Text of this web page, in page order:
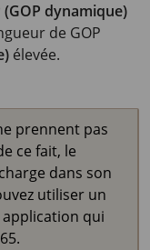
(GOP dynamique)
de GOP
élevée.
prennent pas
ce fait, le
dans son
utiliser un
qui